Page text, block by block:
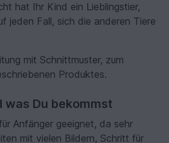
hat Ihr Kind ein Lieblingstier,
jeden Fall, sich die anderen Tiere
mit Schnittmuster, zum
Produktes.
was Du bekommst
Anfänger geeignet, da sehr
mit vielen Bildern, Schritt für